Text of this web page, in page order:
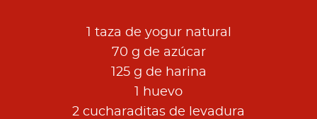
1 taza de yogur natural
70 g de azúcar
125 g de harina
1 huevo
2 cucharaditas de levadura